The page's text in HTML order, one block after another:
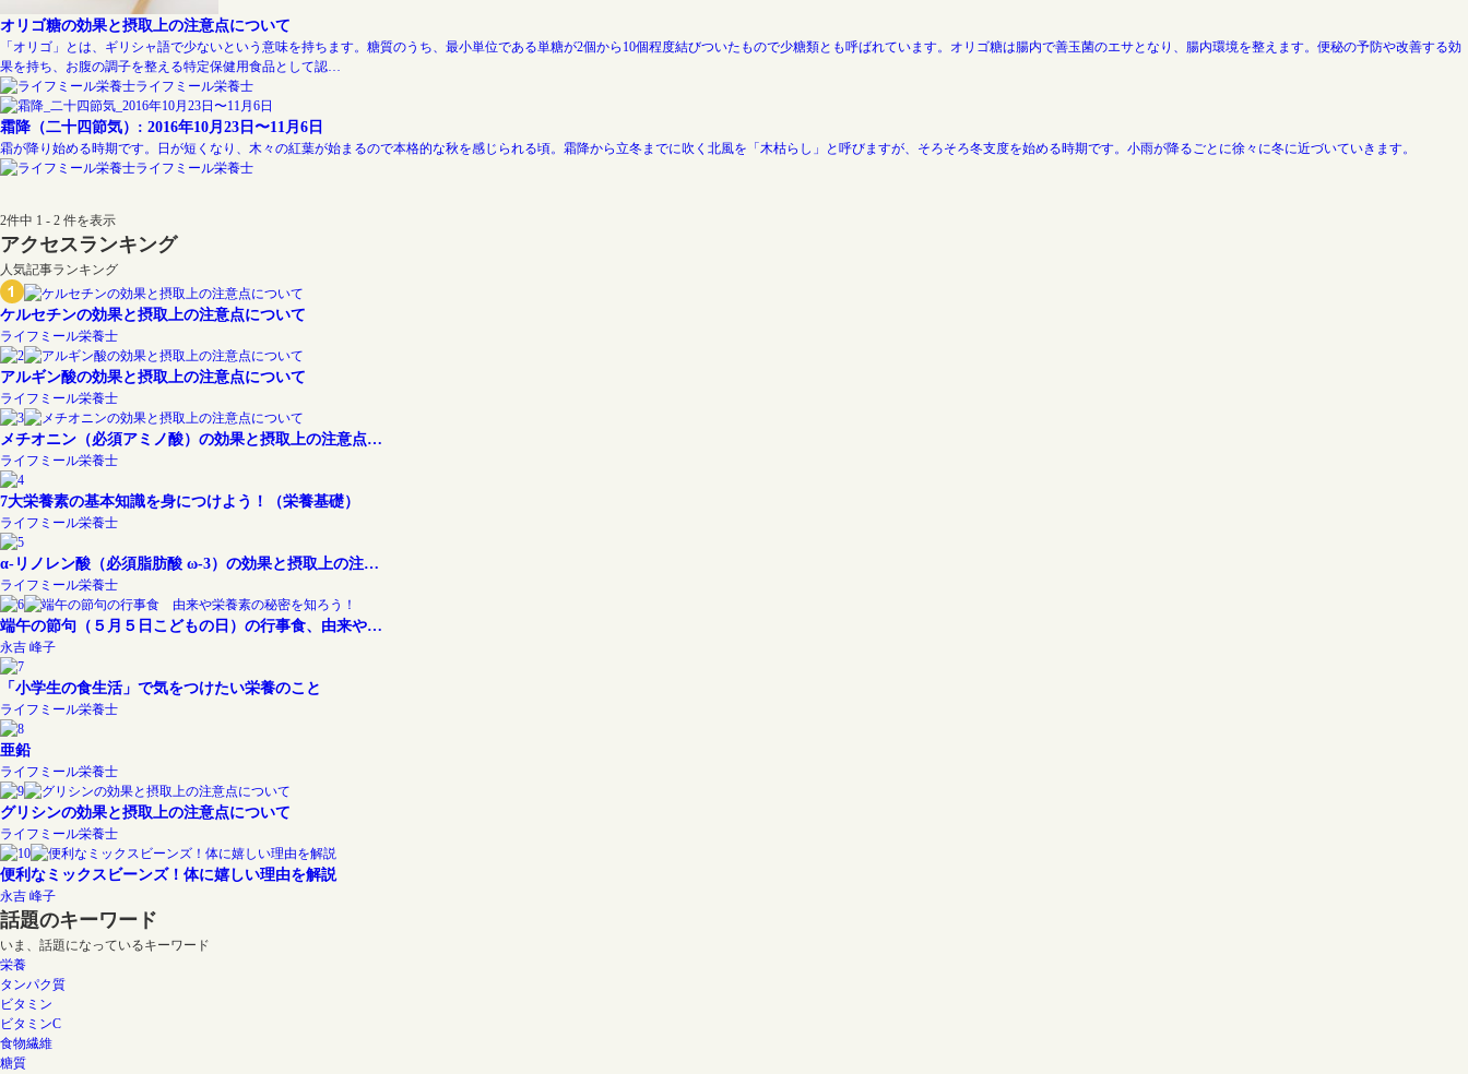
オリゴ糖の効果と摂取上の注意点について
「オリゴ」とは、ギリシャ語で少ないという意味を持ちます。糖質のうち、最小単位である単糖が2個から10個程度結びついたもので少糖類とも呼ばれています。オリゴ糖は腸内で善玉菌のエサとなり、腸内環境を整えます。便秘の予防や改善する効
果を持ち、お腹の調子を整える特定保健用食品として認…
ライフミール栄養士
霜降（二十四節気）: 2016年10月23日〜11月6日
霜が降り始める時期です。日が短くなり、木々の紅葉が始まるので本格的な秋を感じられる頃。霜降から立冬までに吹く北風を「木枯らし」と呼びますが、そろそろ冬支度を始める時期です。小雨が降るごとに徐々に冬に近づいていきます。
ライフミール栄養士
2件中 1 - 2 件を表示
アクセスランキング
人気記事ランキング
ケルセチンの効果と摂取上の注意点について
ライフミール栄養士
アルギン酸の効果と摂取上の注意点について
ライフミール栄養士
メチオニン（必須アミノ酸）の効果と摂取上の注意点…
ライフミール栄養士
7大栄養素の基本知識を身につけよう！（栄養基礎）
ライフミール栄養士
α-リノレン酸（必須脂肪酸 ω-3）の効果と摂取上の注…
ライフミール栄養士
端午の節句（５月５日こどもの日）の行事食、由来や…
永吉 峰子
「小学生の食生活」で気をつけたい栄養のこと
ライフミール栄養士
亜鉛
ライフミール栄養士
グリシンの効果と摂取上の注意点について
ライフミール栄養士
便利なミックスビーンズ！体に嬉しい理由を解説
永吉 峰子
話題のキーワード
いま、話題になっているキーワード
栄養
タンパク質
ビタミン
ビタミンC
食物繊維
糖質